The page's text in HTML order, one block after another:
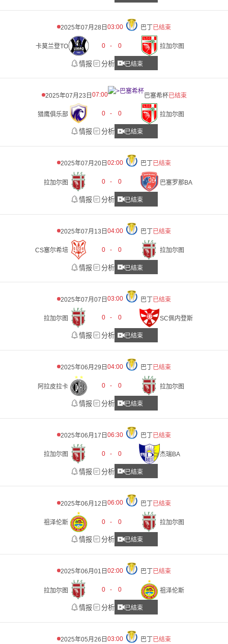
2025年07月28日 03:00 巴丁 已结束
卡莫兰登TO 0 - 0 拉加尔图
情报 分析 已结束
2025年07月23日 07:00 巴塞希杯已结束
猎鹰俱乐部 0 - 0 拉加尔图
情报 分析 已结束
2025年07月20日 02:00 巴丁 已结束
拉加尔图 0 - 0 巴塞罗那BA
情报 分析 已结束
2025年07月13日 04:00 巴丁 已结束
CS塞尔希培 0 - 0 拉加尔图
情报 分析 已结束
2025年07月07日 03:00 巴丁已结束
拉加尔图 0 - 0 SC佩内登斯
情报 分析 已结束
2025年06月29日 04:00 巴丁 已结束
阿拉皮拉卡 0 - 0 拉加尔图
情报 分析 已结束
2025年06月17日 06:30 巴丁 已结束
拉加尔图 0 - 0 杰瑞BA
情报 分析 已结束
2025年06月12日 06:00 巴丁已结束
祖泽伦斯 0 - 0 拉加尔图
情报 分析 已结束
2025年06月01日 02:00 巴丁 已结束
拉加尔图 0 - 0 祖泽伦斯
情报 分析 已结束
2025年05月26日 03:00 巴丁 已结束